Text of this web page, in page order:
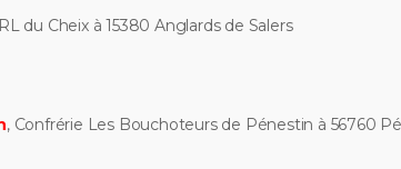
du Cheix à 15380 Anglards de Salers
, Confrérie Les Bouchoteurs de Pénestin à 56760